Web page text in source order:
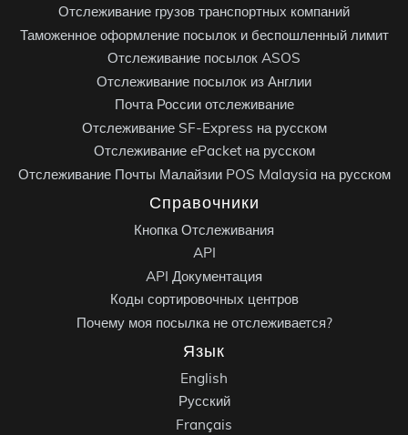
Отслеживание грузов транспортных компаний
Таможенное оформление посылок и беспошленный лимит
Отслеживание посылок ASOS
Отслеживание посылок из Англии
Почта России отслеживание
Отслеживание SF-Express на русском
Отслеживание ePacket на русском
Отслеживание Почты Малайзии POS Malaysia на русском
Справочники
Кнопка Отслеживания
API
API Документация
Коды сортировочных центров
Почему моя посылка не отслеживается?
Язык
English
Русский
Français